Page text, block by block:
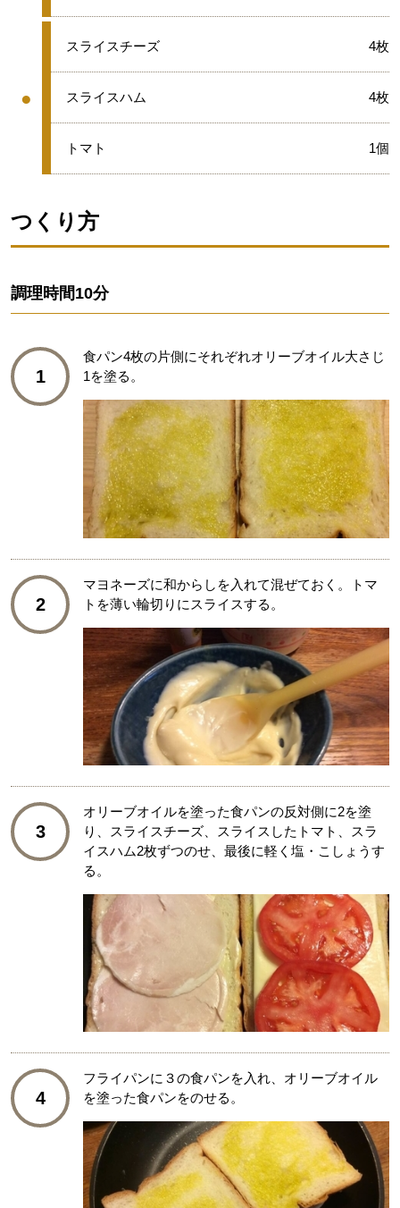
●
●
スライスチーズ 4枚
●
スライスハム 4枚
●トマト 1個
つくり方
調理時間10分
1
食パン4枚の片側にそれぞれオリーブオイル大さじ
1を塗る。
2
マヨネーズに和からしを入れて混ぜておく。トマ
トを薄い輪切りにスライスする。
3
オリーブオイルを塗った食パンの反対側に2を塗
り、スライスチーズ、スライスしたトマト、スラ
イスハム2枚ずつのせ、最後に軽く塩・こしょうす
る。
4
フライパンに３の食パンを入れ、オリーブオイル
を塗った食パンをのせる。